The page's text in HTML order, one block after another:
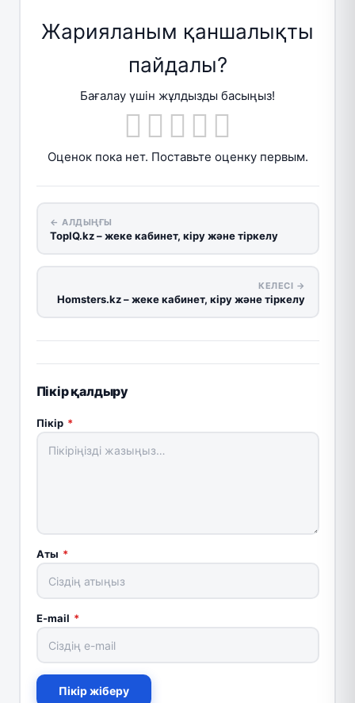
Жарияланым қаншалықты
пайдалы?
Бағалау үшін жұлдызды басыңыз!
Оценок пока нет. Поставьте оценку первым.
← АЛДЫҢҒЫ
TopIQ.kz – жеке кабинет, кіру және тіркелу
КЕЛЕСІ →
Homsters.kz – жеке кабинет, кіру және тіркелу
Пікір қалдыру
Пікір *
Аты *
E-mail *
Пікір жіберу